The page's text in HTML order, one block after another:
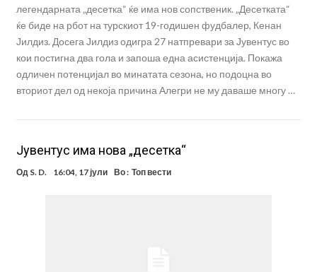
легендарната „десетка“ ќе има нов сопственик. „Десетката“
ќе биде на рбот на турскиот 19-годишен фудбалер, Кенан
Јилдиз. Досега Јилдиз одигра 27 натпревари за Јувентус во
кои постигна два гола и запоша една асистенција. Покажа
одличен потенцијал во минатата сезона, но подоцна во
вториот дел од некоја причина Алегри не му даваше многу …
Јувентус има нова „десетка“
Од S. D. 16:04, 17 јули Во : Топ вести